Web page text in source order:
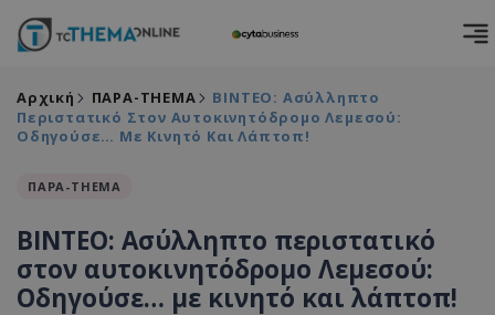
Αρχική ΠΑΡΑ-THEMA
ΒΙΝΤΕΟ: Ασύλληπτο
Περιστατικό Στον Αυτοκινητόδρομο Λεμεσού:
Οδηγούσε… Με Κινητό Και Λάπτοπ!
ΠΑΡΑ-THEMA
ΒΙΝΤΕΟ: Ασύλληπτο περιστατικό
στον αυτοκινητόδρομο Λεμεσού:
Οδηγούσε… με κινητό και λάπτοπ!